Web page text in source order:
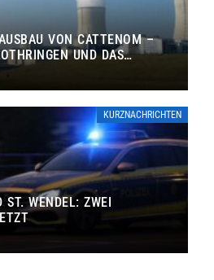
VON CATTENOM –
UND DAS
KURZNACHRICHTEN
WENDEL: ZWEI